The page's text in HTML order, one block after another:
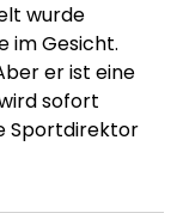
wurde
im Gesicht.
er ist eine
sofort
Sportdirektor